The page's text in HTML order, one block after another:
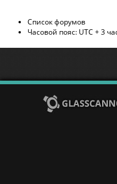
Список форумов
Часовой пояс: UTC + 3